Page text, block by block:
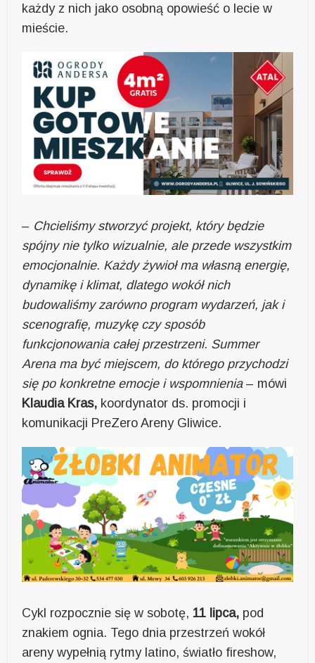
każdy z nich jako osobną opowieść o lecie w
mieście.
– Chcieliśmy stworzyć projekt, który będzie
spójny nie tylko wizualnie, ale przede wszystkim
emocjonalnie. Każdy żywioł ma własną energię,
dynamikę i klimat, dlatego wokół nich
budowaliśmy zarówno program wydarzeń, jak i
scenografię, muzykę czy sposób
funkcjonowania całej przestrzeni. Summer
Arena ma być miejscem, do którego przychodzi
się po konkretne emocje i wspomnienia– mówi
Klaudia Kras, koordynator ds. promocji i
komunikacji PreZero Areny Gliwice.
Cykl rozpocznie się w sobotę, 11 lipca, pod
znakiem ognia. Tego dnia przestrzeń wokół
areny wypełnią rytmy latino, światło fireshow,